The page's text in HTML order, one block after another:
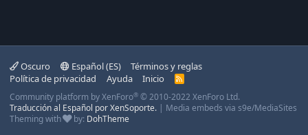
Oscuro Español (ES)
Términos y reglas
Política de privacidad
Ayuda Inicio
R
S
Community platform by XenForo® © 2010-2022 XenForo Ltd.
Traducción al Español por XenSoporte. | Media embeds via s9e/MediaSites
Theming with
by: DohTheme